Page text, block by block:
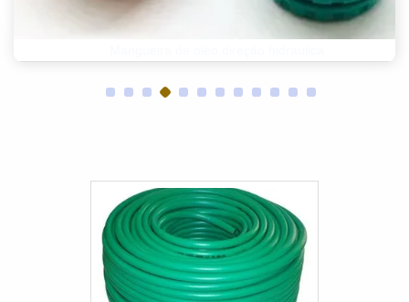
Mangueira de ar para caminhão
Mangueira de oleo direção hidraulica
Engate rápido hidráulico parker
Mangueira corrugada automotiva
Mangueira freio hidraulico